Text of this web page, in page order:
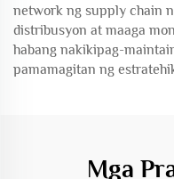
network ng supply chain
distribusyon at maaga
habang nakikipag-
pamamagitan ng
Mga